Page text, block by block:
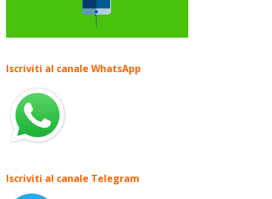
Iscriviti al canale WhatsApp
Iscriviti al canale Telegram